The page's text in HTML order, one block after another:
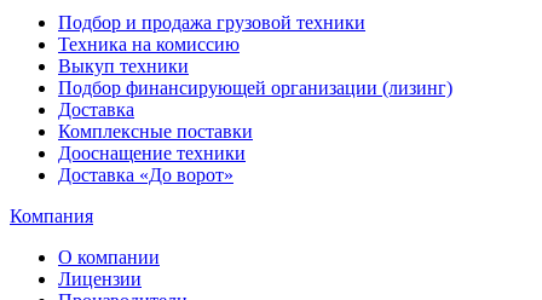
Подбор и продажа грузовой техники
Техника на комиссию
Выкуп техники
Подбор финансирующей организации (лизинг)
Доставка
Комплексные поставки
Дооснащение техники
Доставка «До ворот»
Компания
О компании
Лицензии